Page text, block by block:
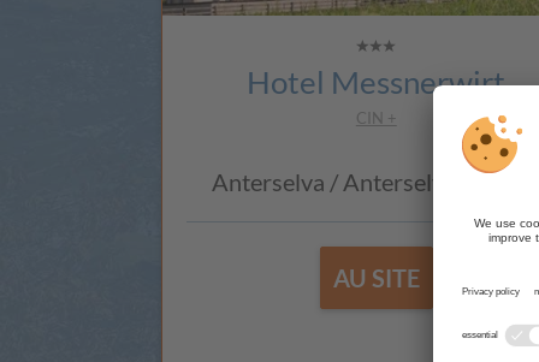
Hotel Messnerwirt
CIN +
Anterselva / Anterselva di
AU SITE